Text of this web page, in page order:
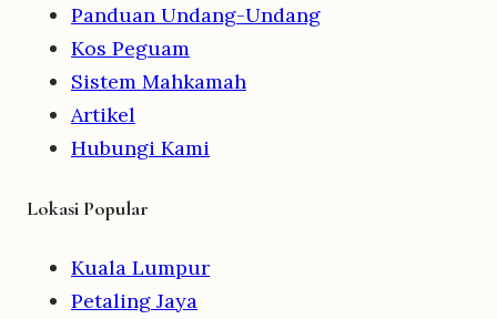
Panduan Undang-Undang
Kos Peguam
Sistem Mahkamah
Artikel
Hubungi Kami
Lokasi Popular
Kuala Lumpur
Petaling Jaya